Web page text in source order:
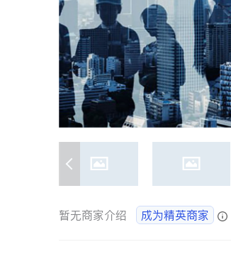
暂无商家介绍 成为精英商家